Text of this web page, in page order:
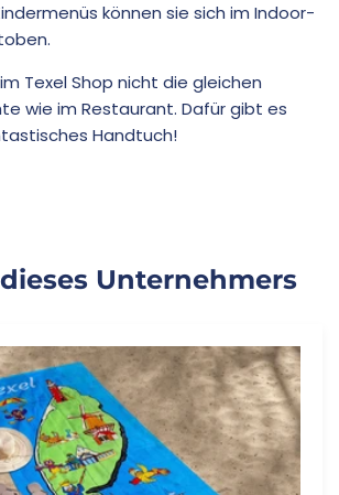
können sie sich im Indoor-
Texel Shop nicht die gleichen
wie im Restaurant. Dafür gibt es
Handtuch!
Unternehmers